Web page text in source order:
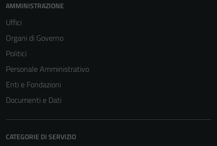
AMMINISTRAZIONE
Uffici
Organi di Governo
Politici
Personale Amministrativo
Enti e Fondazioni
Documenti e Dati
CATEGORIE DI SERVIZIO